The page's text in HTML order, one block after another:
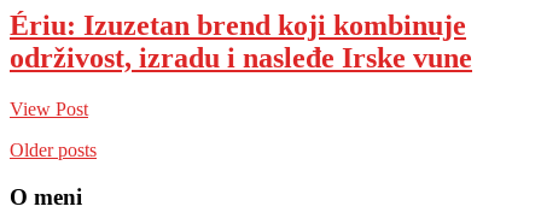
Ériu: Izuzetan brend koji kombinuje
održivost, izradu i nasleđe Irske vune
View Post
Older posts
O meni